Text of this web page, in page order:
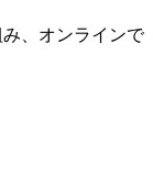
、オンラインで